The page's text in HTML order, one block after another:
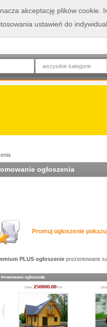
wszystkie kategorie
ogłoszenia
Promuj ogłoszenie
PLUS ogłoszenie prezentowane
akceptację plików cookie.
ustawień do